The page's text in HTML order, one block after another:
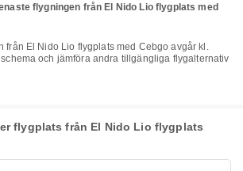
flygningen från El Nido Lio flygplats med
och jämföra andra tillgängliga flygalternativ
flygplats från El Nido Lio flygplats